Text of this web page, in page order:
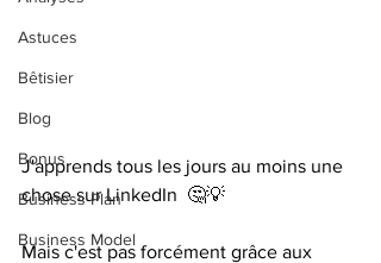
Astuces
Bêtisier
Blog
Bonus
Business Plan
Business Model
J'apprends tous les jours au moins une
chose sur LinkedIn  🤔💡
Mais c'est pas forcément grâce aux